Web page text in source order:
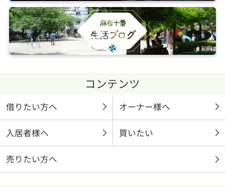
コンテンツ
借りたい方へ オーナー様へ
入居者様へ 買いたい
売りたい方へ